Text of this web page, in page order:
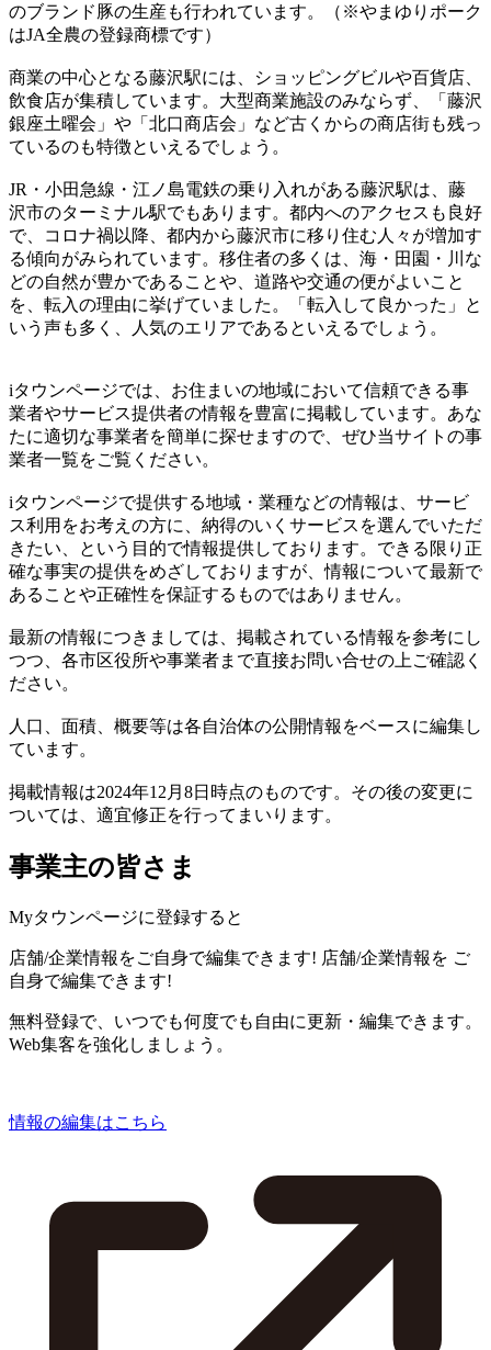
のブランド豚の生産も行われています。（※やまゆりポーク
はJA全農の登録商標です）
商業の中心となる藤沢駅には、ショッピングビルや百貨店、
飲食店が集積しています。大型商業施設のみならず、「藤沢
銀座土曜会」や「北口商店会」など古くからの商店街も残っ
ているのも特徴といえるでしょう。
JR・小田急線・江ノ島電鉄の乗り入れがある藤沢駅は、藤
沢市のターミナル駅でもあります。都内へのアクセスも良好
で、コロナ禍以降、都内から藤沢市に移り住む人々が増加す
る傾向がみられています。移住者の多くは、海・田園・川な
どの自然が豊かであることや、道路や交通の便がよいこと
を、転入の理由に挙げていました。「転入して良かった」と
いう声も多く、人気のエリアであるといえるでしょう。
iタウンページでは、お住まいの地域において信頼できる事
業者やサービス提供者の情報を豊富に掲載しています。あな
たに適切な事業者を簡単に探せますので、ぜひ当サイトの事
業者一覧をご覧ください。
iタウンページで提供する地域・業種などの情報は、サービ
ス利用をお考えの方に、納得のいくサービスを選んでいただ
きたい、という目的で情報提供しております。できる限り正
確な事実の提供をめざしておりますが、情報について最新で
あることや正確性を保証するものではありません。
最新の情報につきましては、掲載されている情報を参考にし
つつ、各市区役所や事業者まで直接お問い合せの上ご確認く
ださい。
人口、面積、概要等は各自治体の公開情報をベースに編集し
ています。
掲載情報は2024年12月8日時点のものです。その後の変更に
ついては、適宜修正を行ってまいります。
事業主の皆さま
Myタウンページに登録すると
店舗/企業情報をご自身で編集できます! 店舗/企業情報を ご
自身で編集できます!
無料登録で、いつでも何度でも自由に更新・編集できます。
Web集客を強化しましょう。
情報の編集はこちら